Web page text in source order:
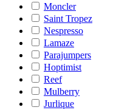
Moncler
Saint Tropez
Nespresso
Lamaze
Parajumpers
Hoptimist
Reef
Mulberry
Jurlique